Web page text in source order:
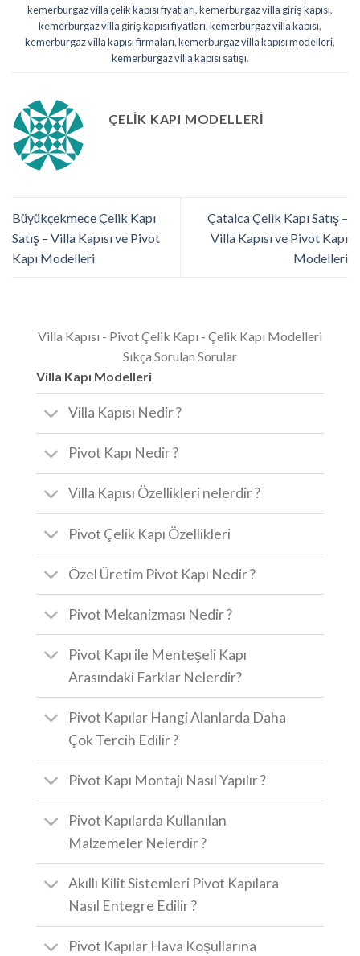
kemerburgaz villa çelik kapısı fiyatları,kemerburgaz villa giriş kapısı,
kemerburgaz villa giriş kapısı fiyatları,kemerburgaz villa kapısı,
kemerburgaz villa kapısı firmaları,kemerburgaz villa kapısı modelleri,
kemerburgaz villa kapısı satışı.
ÇELIK KAPI MODELLERI
Büyükçekmece Çelik Kapı
Satış – Villa Kapısı ve Pivot
Kapı Modelleri
Çatalca Çelik Kapı Satış –
Villa Kapısı ve Pivot Kapı
Modelleri
Villa Kapısı - Pivot Çelik Kapı - Çelik Kapı Modelleri
Sıkça Sorulan Sorular
Villa Kapı Modelleri
Villa Kapısı Nedir ?
Pivot Kapı Nedir ?
Villa Kapısı Özellikleri nelerdir ?
Pivot Çelik Kapı Özellikleri
Özel Üretim Pivot Kapı Nedir ?
Pivot Mekanizması Nedir ?
Pivot Kapı ile Menteşeli Kapı
Arasındaki Farklar Nelerdir?
Pivot Kapılar Hangi Alanlarda Daha
Çok Tercih Edilir ?
Pivot Kapı Montajı Nasıl Yapılır ?
Pivot Kapılarda Kullanılan
Malzemeler Nelerdir ?
Akıllı Kilit Sistemleri Pivot Kapılara
Nasıl Entegre Edilir ?
Pivot Kapılar Hava Koşullarına